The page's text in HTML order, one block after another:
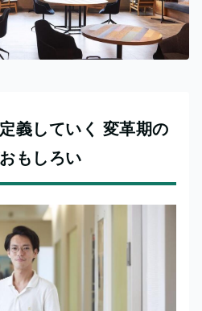
義していく 変革期の
もしろい